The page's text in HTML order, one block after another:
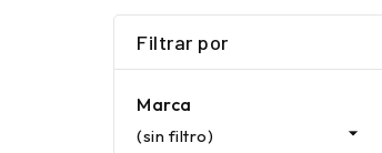
Filtrar por
Marca
(sin filtro) 